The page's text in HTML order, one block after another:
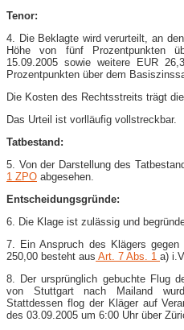
Tenor:
4. Die Beklagte wird verurteilt, an
Höhe von fünf Prozentpunkten
15.09.2005 sowie weitere EUR
Prozentpunkten über dem
Die Kosten des Rechtsstreits trägt
Das Urteil ist vorlläufig vollstreckbar.
Tatbestand:
5. Von der Darstellung des
1 ZPO abgesehen.
Entscheidungsgründe:
6. Die Klage ist zulässig und
7. Ein Anspruch des Klägers
250,00 besteht aus Art. 7 Abs. 1 a)
8. Der ursprünglich gebuchte Flug
von Stuttgart nach Mailand
Stattdessen flog der Kläger auf
des 03.09.2005 um 6:00 Uhr über